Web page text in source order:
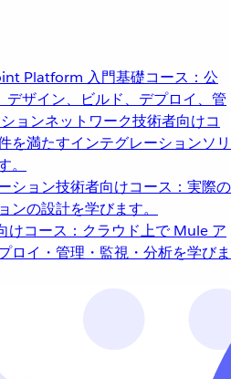
Platform 入門基礎コース：公
ザイン、ビルド、デプロイ、管
ョンネットワーク技術者向けコ
を満たすインテグレーションソリ
ション技術者向けコース：実際の
の設計を学びます。
けコース：クラウド上で Mule ア
ロイ・管理・監視・分析を学びま